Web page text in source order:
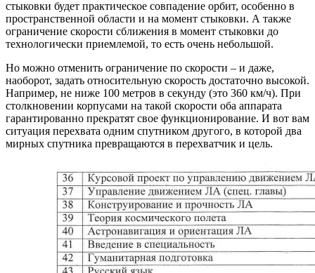
стыковки будет практическое совпадение орбит, особенно в
пространственной области и на момент стыковки. А также
ограничение скорости сближения в момент стыковки до
технологически приемлемой, то есть очень небольшой.
Но можно отменить ограничение по скорости – и даже,
наоборот, задать относительную скорость достаточно высокой.
Например, не ниже 100 метров в секунду (это 360 км/ч). При
столкновении корпусами на такой скорости оба аппарата
гарантированно прекратят свое функционирование. И вот вам
ситуация перехвата одним спутником другого, в которой два
мирных спутника превращаются в перехватчик и цель.